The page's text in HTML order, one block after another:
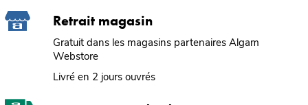
Retrait magasin
Gratuit dans les magasins partenaires Algam
Webstore
Livré en 2 jours ouvrés